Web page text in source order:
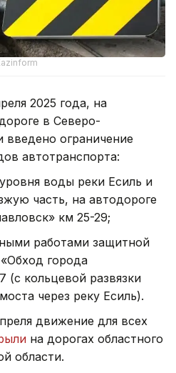
2025 года, на
в Северо-
введено ограничение
автотранспорта:
воды реки Есиль и
часть, на автодороге
км 25-29;
работами защитной
города
(с кольцевой развязки
через реку Есиль).
движение для всех
на дорогах областного
области.